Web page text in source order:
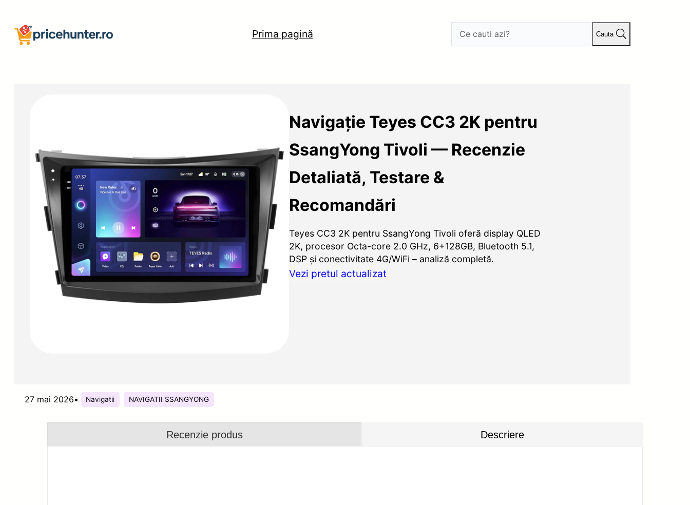
conținut
Prima pagină Cauta
Navigație Teyes CC3 2K pentru
SsangYong Tivoli — Recenzie
Detaliată, Testare &
Recomandări
Teyes CC3 2K pentru SsangYong Tivoli oferă display QLED
2K, procesor Octa-core 2.0 GHz, 6+128GB, Bluetooth 5.1,
DSP și conectivitate 4G/WiFi – analiză completă.
Vezi pretul actualizat
27 mai 2026• Navigatii NAVIGATII SSANGYONG
Recenzie produs Descriere